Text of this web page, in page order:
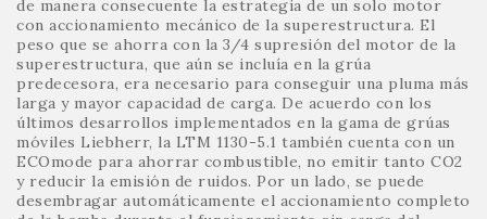
de manera consecuente la estrategia de un solo motor
con accionamiento mecánico de la superestructura. El
peso que se ahorra con la 3/4 supresión del motor de la
superestructura, que aún se incluía en la grúa
predecesora, era necesario para conseguir una pluma más
larga y mayor capacidad de carga. De acuerdo con los
últimos desarrollos implementados en la gama de grúas
móviles Liebherr, la LTM 1130-5.1 también cuenta con un
ECOmode para ahorrar combustible, no emitir tanto CO2
y reducir la emisión de ruidos. Por un lado, se puede
desembragar automáticamente el accionamiento completo